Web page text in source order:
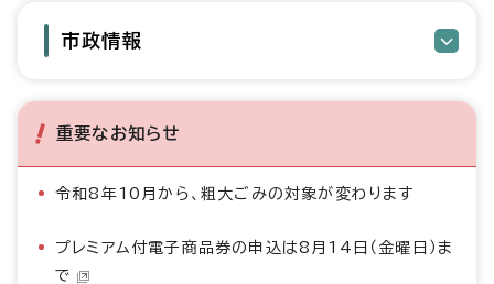
市政情報
重要なお知らせ
令和8年10月から、粗大ごみの対象が変わります
プレミアム付電子商品券の申込は8月14日（金曜日）ま
で